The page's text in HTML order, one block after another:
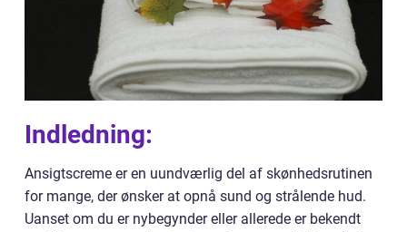
Indledning:
Ansigtscreme er en uundværlig del af skønhedsrutinen
for mange, der ønsker at opnå sund og strålende hud.
Uanset om du er nybegynder eller allerede er bekendt